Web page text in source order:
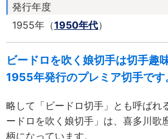
発行年度
1955年（1950年代）
ビードロを吹く娘切手は切手趣
1955年発行のプレミア切手です
略して「ビードロ切手」とも呼ばれ
ードロを吹く娘切手」は、喜多川歌
柄になっています。